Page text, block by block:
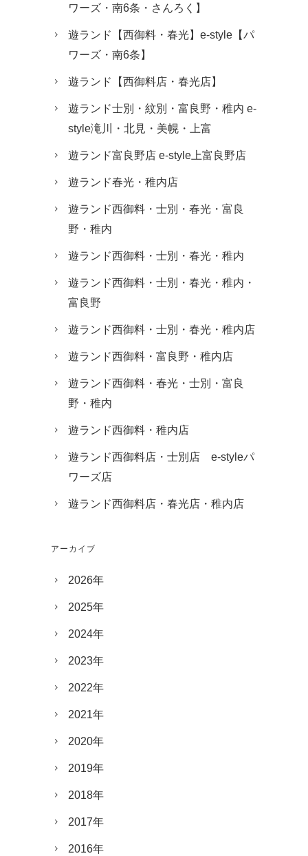
ワーズ・南6条・さんろく】
遊ランド【西御料・春光】e-style【パ
ワーズ・南6条】
遊ランド【西御料店・春光店】
遊ランド士別・紋別・富良野・稚内 e-
style滝川・北見・美幌・上富
遊ランド富良野店 e-style上富良野店
遊ランド春光・稚内店
遊ランド西御料・士別・春光・富良
野・稚内
遊ランド西御料・士別・春光・稚内
遊ランド西御料・士別・春光・稚内・
富良野
遊ランド西御料・士別・春光・稚内店
遊ランド西御料・富良野・稚内店
遊ランド西御料・春光・士別・富良
野・稚内
遊ランド西御料・稚内店
遊ランド西御料店・士別店 e-styleパ
ワーズ店
遊ランド西御料店・春光店・稚内店
アーカイブ
2026年
2025年
2024年
2023年
2022年
2021年
2020年
2019年
2018年
2017年
2016年